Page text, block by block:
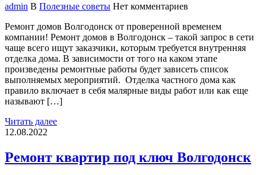
admin В Полезные советы Нет комментариев
Ремонт домов Волгодонск от проверенной временем
компании! Ремонт домов в Волгодонск – такой запрос в сети
чаще всего ищут заказчики, которым требуется внутренняя
отделка дома. В зависимости от того на каком этапе
произведены ремонтные работы будет зависеть список
выполняемых мероприятий. Отделка частного дома как
правило включает в себя малярные виды работ или как еще
называют […]
Читать далее
12.08.2022
Ремонт квартир под ключ Волгодонск